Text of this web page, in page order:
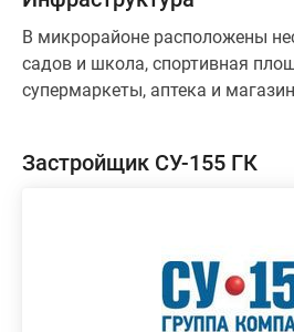
В микрорайоне расположены
садов и школа, спортивная
супермаркеты, аптека и
Застройщик СУ-155 ГК